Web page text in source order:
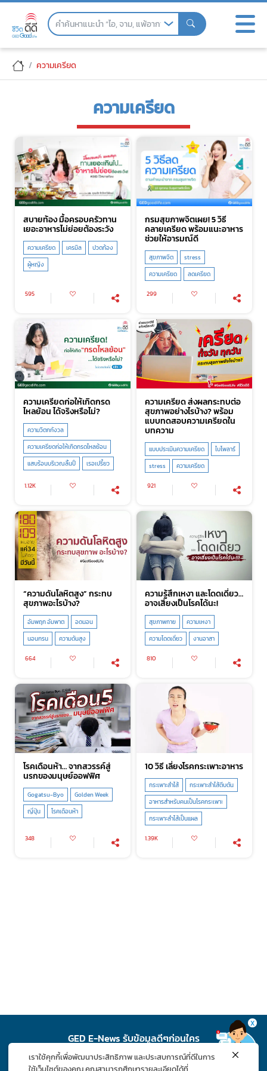
Skip
ความเครียด
ความเครียด
สบายท้อง มื้อครอบครัวทาน
เยอะอาหารไม่ย่อยต้องระวัง
ความเครียด เครมิล
ปวดท้อง
ผู้หญิง
595
กรมสุขภาพจิตเผย! 5 วิธี
คลายเครียด พร้อมแนะอาหาร
ช่วยให้อารมณ์ดี
สุขภาพจิต
stress
ความเครียด
ลดเครียด
299
ความเครียดก่อให้เกิดกรด
ไหลย้อน ได้จริงหรือไม่?
ความวิตกกังวล
ความเครียดก่อให้เกิดกรดไหลย้อน
แสบร้อนบริเวณลิ้นปี่
เรอเปรี้ยว
1.12K
ความเครียด ส่งผลกระทบต่อ
สุขภาพอย่างไรบ้าง? พร้อม
แบบทดสอบความเครียดใน
บทความ
แบบประเมินความเครียด
ไบโพลาร์
stress
ความเครียด
921
“ความดันโลหิตสูง” กระทบ
สุขภาพอะไรบ้าง?
อัมพฤก อัมพาต
อดนอน
นอนกรน
ความดันสูง
664
ความรู้สึกเหงา และโดดเดี่ยว…
อาจเสี่ยงเป็นโรคได้นะ!
สุขภาพกาย
ความเหงา
ความโดดเดี่ยว
งานอาสา
810
โรคเดือนห้า… จากสวรรค์สู่
นรกของมนุษย์ออฟฟิศ
Gogatsu-Byo
Golden Week
ญี่ปุ่น
โรคเดือนห้า
348
10 วิธี เลี่ยงโรคกระเพาะอาหาร
กระเพาะลำไส้
กระเพาะลำไส้ตีบตัน
อาหารสำหรับคนเป็นโรคกระเพาะ
กระเพาะลำไส้เป็นแผล
1.39K
GED E-News รับข้อมูลดีๆก่อนใคร
X
เราใช้คุกกี้เพื่อพัฒนาประสิทธิภาพ และประสบการณ์ที่ดีในการ